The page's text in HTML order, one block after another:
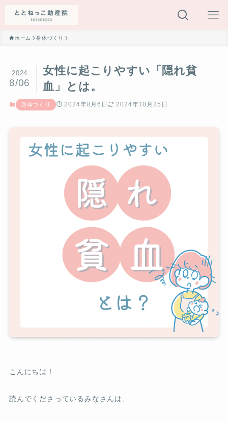
ホーム 身体づくり
女性に起こりやすい「隠れ貧
血」とは。
2024
8/06
身体づくり 2024年8月6日 2024年10月25日
こんにちは！
読んでくださっているみなさんは、